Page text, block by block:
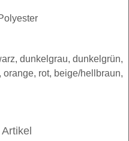
dunkelgrau, dunkelgrün,
rot, beige/hellbraun,